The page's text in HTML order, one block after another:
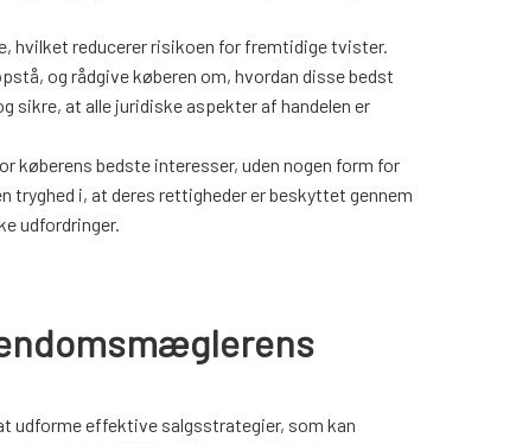
hvilket reducerer risikoen for fremtidige tvister.
og rådgive køberen om, hvordan disse bedst
sikre, at alle juridiske aspekter af handelen er
køberens bedste interesser, uden nogen form for
tryghed i, at deres rettigheder er beskyttet gennem
udfordringer.
udforme effektive salgsstrategier, som kan